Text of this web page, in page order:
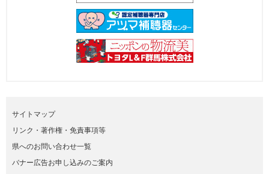
サイトマップ
リンク・著作権・免責事項等
県へのお問い合わせ一覧
バナー広告お申し込みのご案内